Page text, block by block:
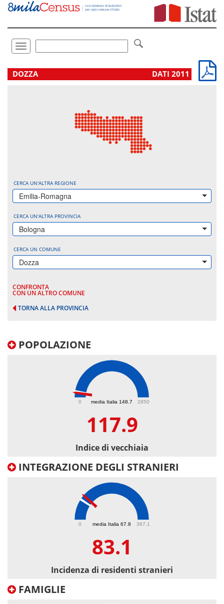
Vai
direttamente
Toggle
navigation
.
DOZZA DATI 2011
CERCA UN'ALTRA REGIONE
Emilia-Romagna
CERCA UN'ALTRA PROVINCIA
Bologna
CERCA UN COMUNE
Dozza
CONFRONTA
CON UN ALTRO COMUNE
TORNA ALLA PROVINCIA
POPOLAZIONE
media Italia 148.7
0 2850
117.9
Indice di vecchiaia
INTEGRAZIONE DEGLI STRANIERI
media Italia 67.8
0 367.1
83.1
Incidenza di residenti stranieri
FAMIGLIE